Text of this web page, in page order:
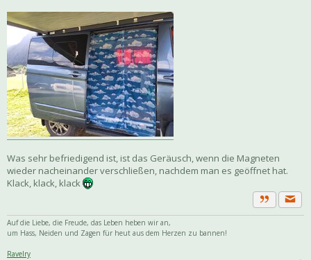
Was sehr befriedigend ist, ist das Geräusch, wenn die Magneten
wieder nacheinander verschließen, nachdem man es geöffnet hat.
Klack, klack, klack
Zitat
Auf die Liebe, die Freude, das Leben heben wir an,
um Hass, Neiden und Zagen für heut aus dem Herzen zu bannen!
Ravelry